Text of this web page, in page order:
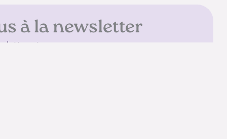
à la newsletter
et recevez nos